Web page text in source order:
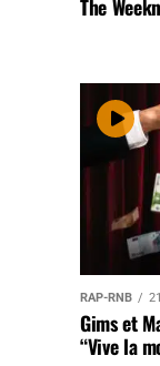
The
RAP-RNB
Gims et
“Vive la